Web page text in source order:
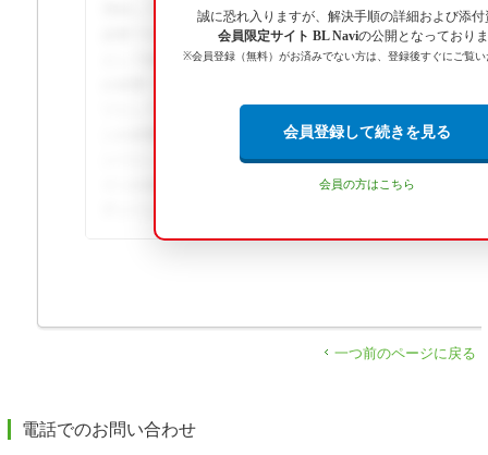
登録してください。 ... この回答の続きを閲覧するには、
必要です。詳細な手順や画像解説、関連資料のダウンロー
として提供されています。この回答の続きを閲覧するには
ツとして提供されています。この回答の続きを閲覧するに
ンが必要です。詳細な手順や画像解説、関連資料のダウン
ンツとして提供されています。この回答の続きを閲覧する
インが必要です。詳細な手順や画像解説、関連資料のダウ
誠に恐れ入りますが、解決手順の詳細および添付
会員限定サイト BL Naviの公開となっており
※会員登録（無料）がお済みでない方は、登録後すぐにご覧い
会員登録して続きを見る
会員の方はこちら
一つ前のページに戻る
電話でのお問い合わせ